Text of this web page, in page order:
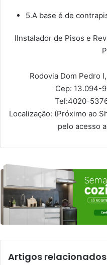
5.A base é de
IInstalador de Pisos e
Rodovia Dom Pedro
Cep: 13.094-
Tel:4020-
Localização: (Próximo ao
pelo acesso
Artigos relacionados